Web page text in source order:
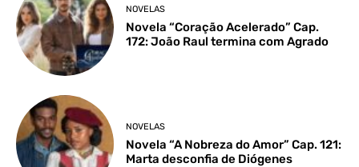
NOVELAS
Novela “Coração Acelerado” Cap.
172: João Raul termina com Agrado
NOVELAS
Novela “A Nobreza do Amor” Cap. 121:
Marta desconfia de Diógenes